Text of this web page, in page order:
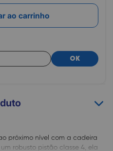
ao carrinho
OK
próximo nível com a cadeira
robusto pistão classe 4, ela